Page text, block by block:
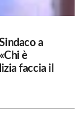
a
è
faccia il